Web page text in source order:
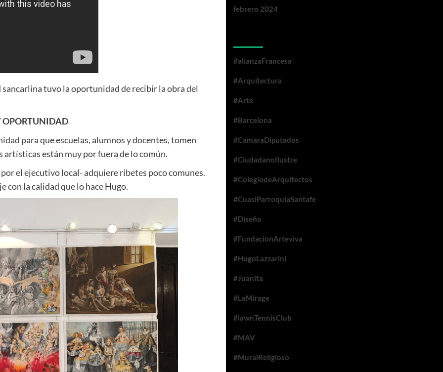
tuvo la oportunidad de recibir la obra del
OPORTUNIDAD
para que escuelas, alumnos y docentes, tomen
artísticas están muy por fuera de lo común.
or el ejecutivo local- adquiere ribetes poco comunes.
la calidad que lo hace Hugo.
febrero 2024
#alianzaFrancesa
#Arquitectura
#Arte
#Barcelona
#CamaraDiputados
#CiudadanoIlustre
#ColegiodeArquitectos
#CuasiParroquiaSantafe
#Diseño
#FundacionArteviva
#HugoLazzarini
#Juanita
#LaMirage
#lawnTennisClub
#MAV
#MuralReligioso